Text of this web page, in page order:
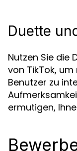
Duette
Nutzen Sie die
von TikTok,
Benutzer zu
ermutigen,